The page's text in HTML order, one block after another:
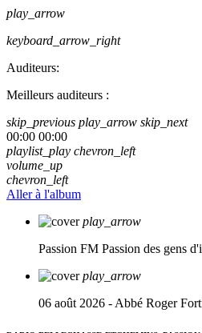
play_arrow
keyboard_arrow_right
Auditeurs:
Meilleurs auditeurs :
skip_previous play_arrow skip_next
00:00 00:00
playlist_play chevron_left
volume_up
chevron_left
Aller à l'album
play_arrow
Passion FM Passion des gens
play_arrow
06 août 2026 - Abbé Roger